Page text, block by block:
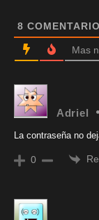
8
Mas
Adriel
La contraseña no
0